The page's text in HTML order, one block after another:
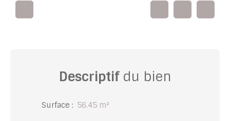
Descriptifdu bien
Surface : 56.45 m²